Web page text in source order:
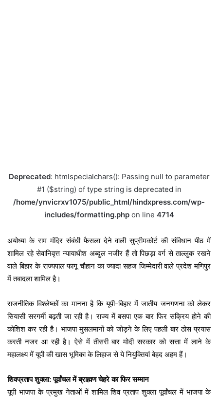
Deprecated: htmlspecialchars(): Passing null to parameter
#1 ($string) of type string is deprecated in
/home/ynvicrxv1075/public_html/hindxpress.com/wp-
includes/formatting.phpon line 4714
अयोध्या के राम मंदिर संबंधी फैसला देने वाली सुप्रीमकोर्ट की संविधान पीठ में
शामिल रहे सेवानिवृत्त न्यायाधीश अब्दुल नजीर हैं तो पिछड़ा वर्ग से ताल्लुक रखने
वाले बिहार के राज्यपाल फागू चौहान का ज्यादा सहज जिम्मेदारी वाले प्रदेश मणिपुर
में तबादला शामिल है।
राजनीतिक विश्लेष्कों का मानना है कि यूपी-बिहार में जातीय जनगणना को लेकर
सियासी सरगर्मी बढ़ती जा रही है। राज्य में बसपा एक बार फिर सक्रिय होने की
कोशिश कर रही है। भाजपा मुसलमानों को जोड़ने के लिए पहली बार ठोस प्रयास
करती नजर आ रही है। ऐसे में तीसरी बार मोदी सरकार को सत्ता में लाने के
महालक्ष्य में यूपी की खास भूमिका के लिहाज से ये नियुक्तियां बेहद अहम हैं।
शिवप्रताप शुक्ला: पूर्वांचल में ब्राह्मण चेहरे का फिर सम्मान
यूपी भाजपा के प्रमुख नेताओं में शामिल शिव प्रताप शुक्ला पूर्वांचल में भाजपा के